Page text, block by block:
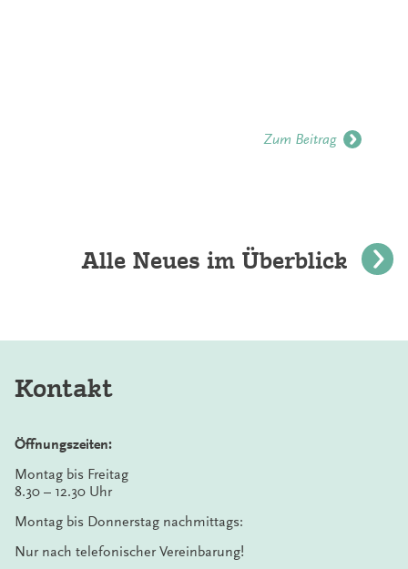
Zum Beitrag
Alle Neues im Überblick
Kontakt
Öffnungszeiten:
Montag bis Freitag
8.30 – 12.30 Uhr
Montag bis Donnerstag nachmittags:
Nur nach telefonischer Vereinbarung!